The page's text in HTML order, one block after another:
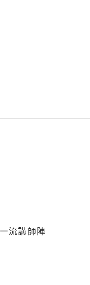
流講師陣